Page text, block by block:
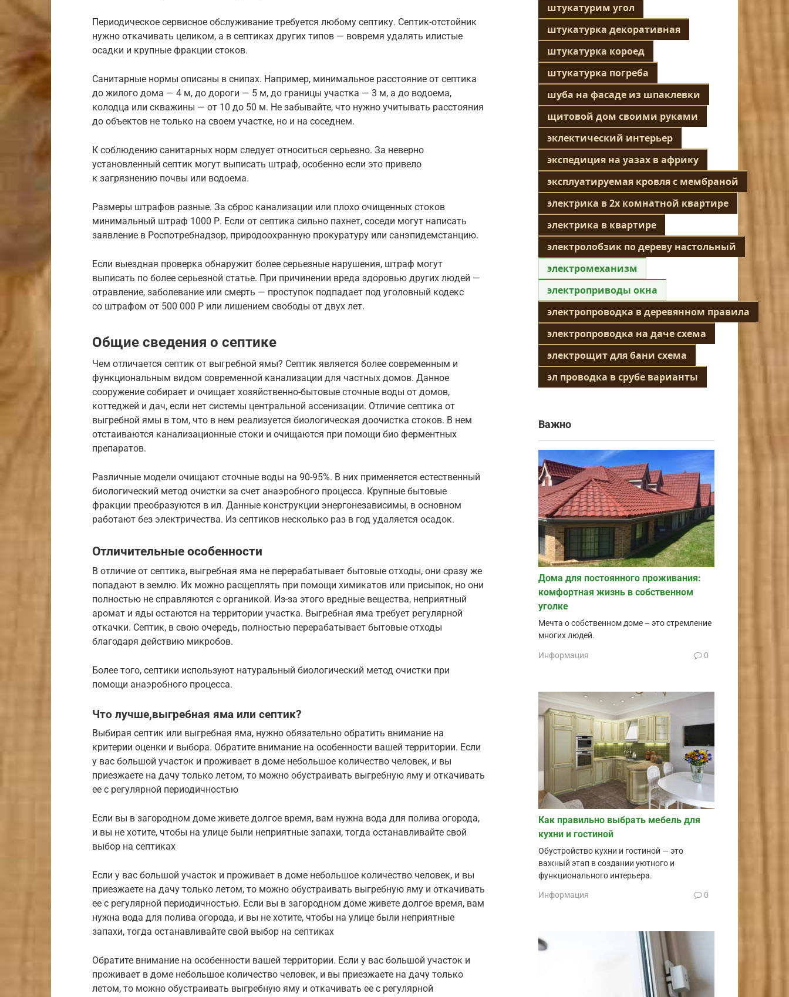
Периодическое сервисное обслуживание требуется любому септику. Септик-отстойник
нужно откачивать целиком, а в септиках других типов — вовремя удалять илистые
осадки и крупные фракции стоков.
Санитарные нормы описаны в снипах. Например, минимальное расстояние от септика
до жилого дома — 4 м, до дороги — 5 м, до границы участка — 3 м, а до водоема,
колодца или скважины — от 10 до 50 м. Не забывайте, что нужно учитывать расстояния
до объектов не только на своем участке, но и на соседнем.
К соблюдению санитарных норм следует относиться серьезно. За неверно
установленный септик могут выписать штраф, особенно если это привело
к загрязнению почвы или водоема.
Размеры штрафов разные. За сброс канализации или плохо очищенных стоков
минимальный штраф 1000 Р. Если от септика сильно пахнет, соседи могут написать
заявление в Роспотребнадзор, природоохранную прокуратуру или санэпидемстанцию.
Если выездная проверка обнаружит более серьезные нарушения, штраф могут
выписать по более серьезной статье. При причинении вреда здоровью других людей —
отравление, заболевание или смерть — проступок подпадает под уголовный кодекс
со штрафом от 500 000 Р или лишением свободы от двух лет.
Общие сведения о септике
Чем отличается септик от выгребной ямы? Септик является более современным и
функциональным видом современной канализации для частных домов. Данное
сооружение собирает и очищает хозяйственно-бытовые сточные воды от домов,
коттеджей и дач, если нет системы центральной ассенизации. Отличие септика от
выгребной ямы в том, что в нем реализуется биологическая доочистка стоков. В нем
отстаиваются канализационные стоки и очищаются при помощи био ферментных
препаратов.
Различные модели очищают сточные воды на 90-95%. В них применяется естественный
биологический метод очистки за счет анаэробного процесса. Крупные бытовые
фракции преобразуются в ил. Данные конструкции энергонезависимы, в основном
работают без электричества. Из септиков несколько раз в год удаляется осадок.
Отличительные особенности
В отличие от септика, выгребная яма не перерабатывает бытовые отходы, они сразу же
попадают в землю. Их можно расщеплять при помощи химикатов или присыпок, но они
полностью не справляются с органикой. Из-за этого вредные вещества, неприятный
аромат и яды остаются на территории участка. Выгребная яма требует регулярной
откачки. Септик, в свою очередь, полностью перерабатывает бытовые отходы
благодаря действию микробов.
Более того, септики используют натуральный биологический метод очистки при
помощи анаэробного процесса.
Что лучше,выгребная яма или септик?
Выбирая септик или выгребная яма, нужно обязательно обратить внимание на
критерии оценки и выбора. Обратите внимание на особенности вашей территории. Если
у вас большой участок и проживает в доме небольшое количество человек, и вы
приезжаете на дачу только летом, то можно обустраивать выгребную яму и откачивать
ее с регулярной периодичностью
Если вы в загородном доме живете долгое время, вам нужна вода для полива огорода,
и вы не хотите, чтобы на улице были неприятные запахи, тогда останавливайте свой
выбор на септиках
Если у вас большой участок и проживает в доме небольшое количество человек, и вы
приезжаете на дачу только летом, то можно обустраивать выгребную яму и откачивать
ее с регулярной периодичностью. Если вы в загородном доме живете долгое время, вам
нужна вода для полива огорода, и вы не хотите, чтобы на улице были неприятные
запахи, тогда останавливайте свой выбор на септиках
Обратите внимание на особенности вашей территории. Если у вас большой участок и
проживает в доме небольшое количество человек, и вы приезжаете на дачу только
летом, то можно обустраивать выгребную яму и откачивать ее с регулярной
штукатурим угол
штукатурка декоративная
штукатурка короед
штукатурка погреба
шуба на фасаде из шпаклевки
щитовой дом своими руками
эклектический интерьер
экспедиция на уазах в африку
эксплуатируемая кровля с мембраной
электрика в 2х комнатной квартире
электрика в квартире
электролобзик по дереву настольный
электромеханизм
электроприводы окна
электропроводка в деревянном правила
электропроводка на даче схема
электрощит для бани схема
эл проводка в срубе варианты
Важно
Дома для постоянного проживания:
комфортная жизнь в собственном
уголке
Мечта о собственном доме – это стремление
многих людей.
Информация 0
Как правильно выбрать мебель для
кухни и гостиной
Обустройство кухни и гостиной — это
важный этап в создании уютного и
функционального интерьера.
Информация 0